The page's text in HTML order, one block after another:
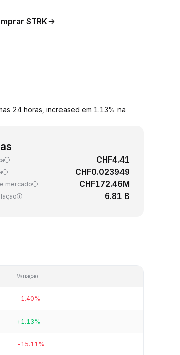
STRK
24 horas, increased em 1.13% na
CHF4.41
CHF0.023949
mercado CHF172.46M
6.81 B
Variação
-1.40%
+1.13%
-15.11%